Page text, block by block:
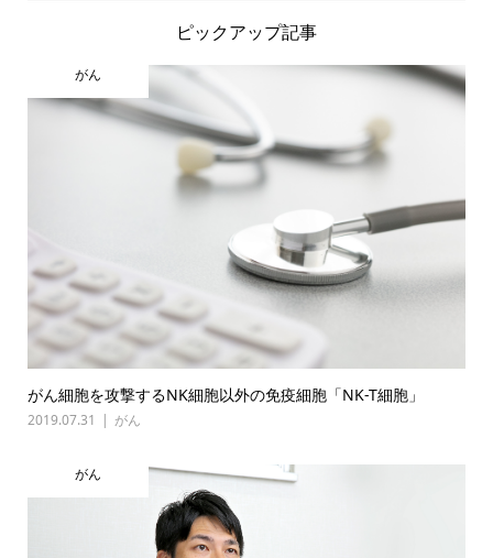
ピックアップ記事
がん
がん細胞を攻撃するNK細胞以外の免疫細胞「NK-T細胞」
2019.07.31 がん
がん